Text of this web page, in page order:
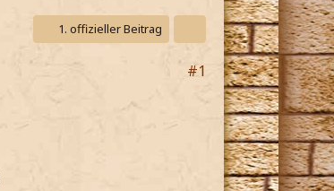
1. offizieller Beitrag
#1